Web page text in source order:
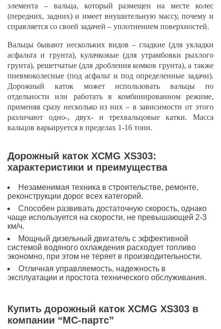
элемента – вальца, который размещен на месте колес
(передних, задних) и имеет внушительную массу, почему и
справляется со своей задачей – уплотнением поверхностей.
Вальцы бывают нескольких видов – гладкие (для укладки
асфальта и грунта), кулачковые (для утрамбовки рыхлого
грунта), решетчатые (для дробления комков грунта), а также
пневмоколесные (под асфальт и под определенные задачи).
Дорожный каток может использовать вальцы по
отдельности или работать в комбинированном режиме,
применяя сразу несколько из них – в зависимости от этого
различают одно-, двух- и трехвальцовые катки. Масса
вальцов варьируется в пределах 1-16 тонн.
Дорожный каток XCMG XS303:
характеристики и преимущества
Незаменимая техника в строительстве, ремонте,
реконструкции дорог всех категорий.
Способен развивать достаточную скорость, однако
чаще используется на скорости, не превышающей 2-3
км/ч.
Мощный дизельный двигатель с эффективной
системой водяного охлаждения расходует топливо
экономно, при этом не теряет в производительности.
Отличная управляемость, надежность в
эксплуатации и простота технического обслуживания.
Купить дорожный каток XCMG XS303 в
компании “МС-партс”